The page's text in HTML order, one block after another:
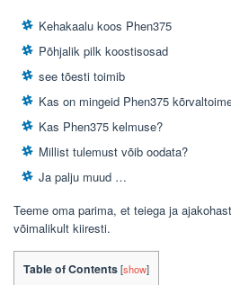
Kehakaalu koos Phen375
Põhjalik pilk koostisosad
see tõesti toimib
Kas on mingeid Phen375
Kas Phen375 kelmuse?
Millist tulemust võib oodata?
Ja palju muud …
Teeme oma parima, et teiega ja
võimalikult kiiresti.
Table of Contents[show]